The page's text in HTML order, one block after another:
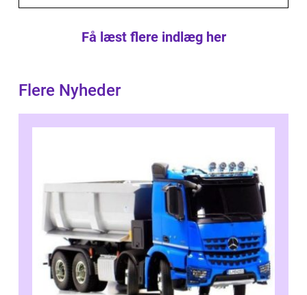
Få læst flere indlæg her
Flere Nyheder